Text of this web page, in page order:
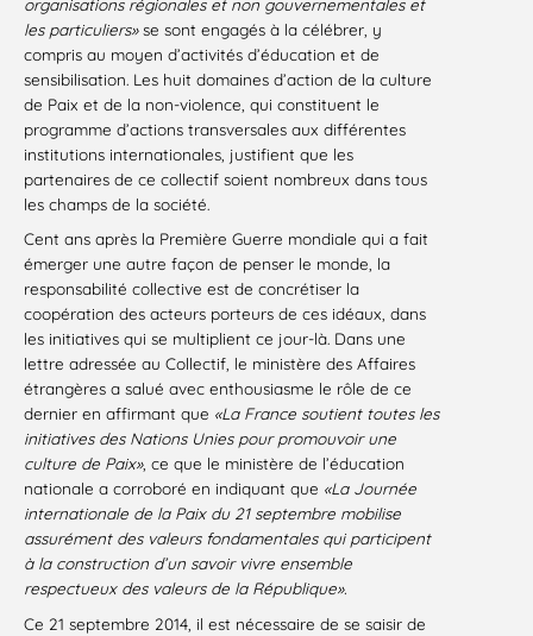
organisations régionales et non gouvernementales et
les particuliers»se sont engagés à la célébrer, y
compris au moyen d’activités d’éducation et de
sensibilisation. Les huit domaines d’action de la culture
de Paix et de la non-violence, qui constituent le
programme d’actions transversales aux différentes
institutions internationales, justifient que les
partenaires de ce collectif soient nombreux dans tous
les champs de la société.
Cent ans après la Première Guerre mondiale qui a fait
émerger une autre façon de penser le monde, la
responsabilité collective est de concrétiser la
coopération des acteurs porteurs de ces idéaux, dans
les initiatives qui se multiplient ce jour-là. Dans une
lettre adressée au Collectif, le ministère des Affaires
étrangères a salué avec enthousiasme le rôle de ce
dernier en affirmant que «La France soutient toutes les
initiatives des Nations Unies pour promouvoir une
culture de Paix», ce que le ministère de l’éducation
nationale a corroboré en indiquant que «La Journée
internationale de la Paix du 21 septembre mobilise
assurément des valeurs fondamentales qui participent
à la construction d’un savoir vivre ensemble
respectueux des valeurs de la République».
Ce 21 septembre 2014, il est nécessaire de se saisir de